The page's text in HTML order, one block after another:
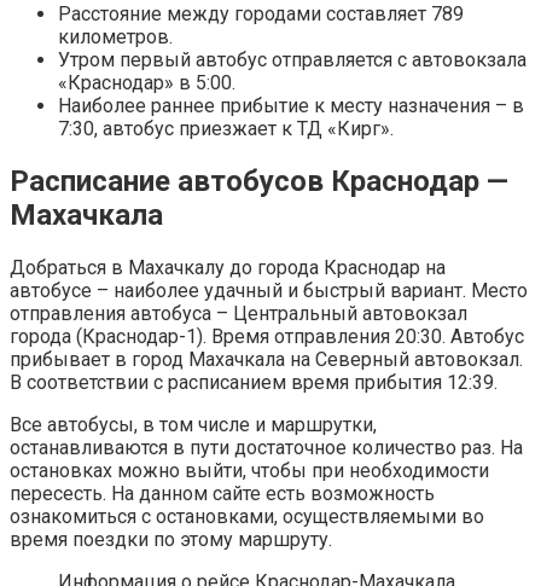
Расстояние между городами составляет 789
километров.
Утром первый автобус отправляется с автовокзала
«Краснодар» в 5:00.
Наиболее раннее прибытие к месту назначения – в
7:30, автобус приезжает к ТД «Кирг».
Расписание автобусов Краснодар —
Махачкала
Добраться в Махачкалу до города Краснодар на
автобусе – наиболее удачный и быстрый вариант. Место
отправления автобуса – Центральный автовокзал
города (Краснодар-1). Время отправления 20:30. Автобус
прибывает в город Махачкала на Северный автовокзал.
В соответствии с расписанием время прибытия 12:39.
Все автобусы, в том числе и маршрутки,
останавливаются в пути достаточное количество раз. На
остановках можно выйти, чтобы при необходимости
пересесть. На данном сайте есть возможность
ознакомиться с остановками, осуществляемыми во
время поездки по этому маршруту.
Информация о рейсе Краснодар-Махачкала